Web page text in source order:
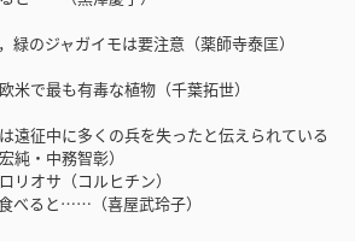
のジャガイモは要注意（薬師寺泰匡）
で最も有毒な植物（千葉拓世）
征中に多くの兵を失ったと伝えられている
・中務智彰）
リオサ（コルヒチン）
ると……（喜屋武玲子）